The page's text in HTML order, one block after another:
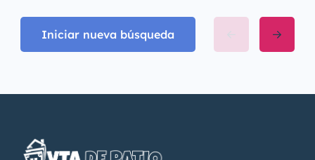
Iniciar nueva búsqueda